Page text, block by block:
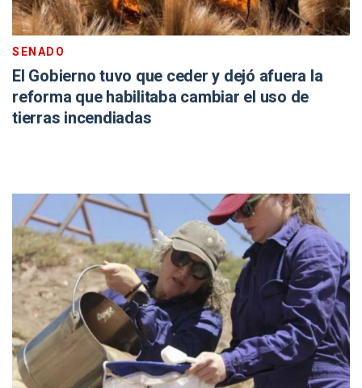
SENADO
El Gobierno tuvo que ceder y dejó afuera la
reforma que habilitaba cambiar el uso de
tierras incendiadas